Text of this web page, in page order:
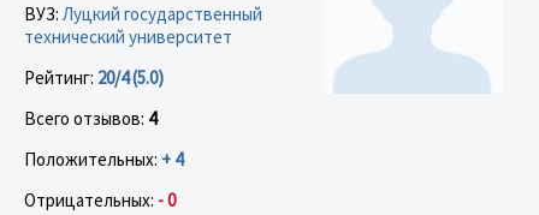
ВУЗ: Луцкий государственный
технический университет
Рейтинг: 20/4 (5.0)
Всего отзывов: 4
Положительных: + 4
Отрицательных: - 0